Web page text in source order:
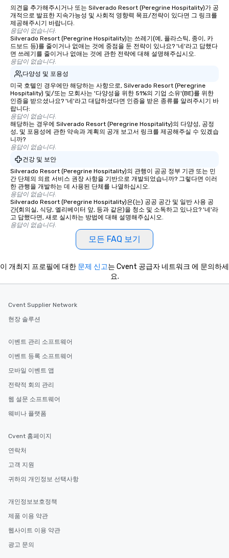
의견을 추가해주시거나 또는 Silverado Resort (Peregrine Hospitality)가 공
개적으로 발표한 지속가능성 및 사회적 영향력 목표/전략이 있다면 그 링크를
제공해주시기 바랍니다.
응답이 없습니다.
Silverado Resort (Peregrine Hospitality)는 쓰레기(예, 플라스틱, 종이, 카
드보드 등)를 줄이거나 없애는 것에 중점을 둔 전략이 있나요? '네'라고 답했다
면 쓰레기를 줄이거나 없애는 것에 관한 전략에 대해 설명해주십시오.
응답이 없습니다.
다양성 및 포용성
미국 호텔인 경우에만 해당하는 사항으로, Silverado Resort (Peregrine
Hospitality) 및/또는 모회사는 '다양성을 위한 51%의 기업 소유'(BE)를 위한
인증을 받으셨나요? '네'라고 대답하셨다면 인증을 받은 종류를 알려주시기 바
랍니다:
응답이 없습니다.
해당하는 경우에 Silverado Resort (Peregrine Hospitality)의 다양성, 공정
성, 및 포용성에 관한 약속과 계획의 공개 보고서 링크를 제공해주실 수 있겠습
니까?
응답이 없습니다.
건강 및 보안
Silverado Resort (Peregrine Hospitality)의 관행이 공공 정부 기관 또는 민
간 단체의 의료 서비스 권장 사항을 기반으로 개발되었습니까? 그렇다면 이러
한 관행을 개발하는 데 사용된 단체를 나열하십시오.
응답이 없습니다.
Silverado Resort (Peregrine Hospitality)은(는) 공공 공간 및 일반 사용 공
간(회의실, 식당, 엘리베이터 앞, 등과 같은)을 청소 및 소독하고 있나요? '네'라
고 답했다면, 새로 실시하는 방법에 대해 설명해주십시오.
응답이 없습니다.
모든 FAQ 보기
이 개최지 프로필에 대한 문제 신고는 Cvent 공급자 네트워크 에 문의하세
요.
Cvent Supplier Network
현장 솔루션
이벤트 관리 소프트웨어
이벤트 등록 소프트웨어
모바일 이벤트 앱
전략적 회의 관리
웹 설문 소프트웨어
웨비나 플랫폼
Cvent 홈페이지
연락처
고객 지원
귀하의 개인정보 선택사항
개인정보보호정책
제품 이용 약관
웹사이트 이용 약관
광고 문의